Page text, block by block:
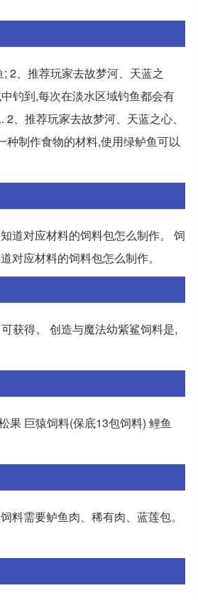
2、推荐玩家去故梦河、天蓝之
钓到,每次在淡水区域钓鱼都会有
、推荐玩家去故梦河、天蓝之心、
制作食物的材料,使用绿鲈鱼可以
道对应材料的饲料包怎么制作。 饲
对应材料的饲料包怎么制作。
获得。 创造与魔法幼紫鲨饲料是,
果 巨猿饲料(保底13包饲料) 鲤鱼
需要鲈鱼肉、稀有肉、蓝莲包。